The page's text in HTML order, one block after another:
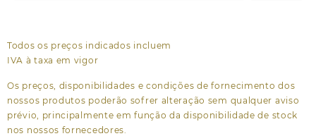
Todos os preços indicados incluem
IVA à taxa em vigor
Os preços, disponibilidades e condições de fornecimento dos
nossos produtos poderão sofrer alteração sem qualquer aviso
prévio, principalmente em função da disponibilidade de stock
nos nossos fornecedores.